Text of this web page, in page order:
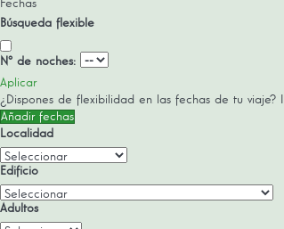
Fechas
Búsqueda flexible
Nº de noches:
Aplicar
¿Dispones de flexibilidad en las fechas de tu viaje?
Añadir fechas
Localidad
Edificio
Adultos